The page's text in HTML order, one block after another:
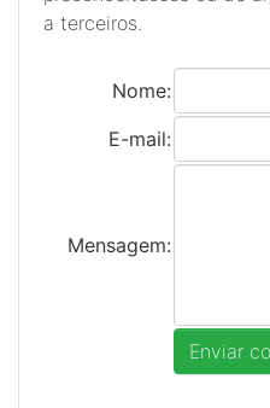
a terceiros.
Nome:
E-mail:
Mensagem: